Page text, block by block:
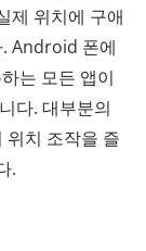
제 위치에 구애
Android 폰에
는 모든 앱이
다. 대부분의
위치 조작을 즐
.